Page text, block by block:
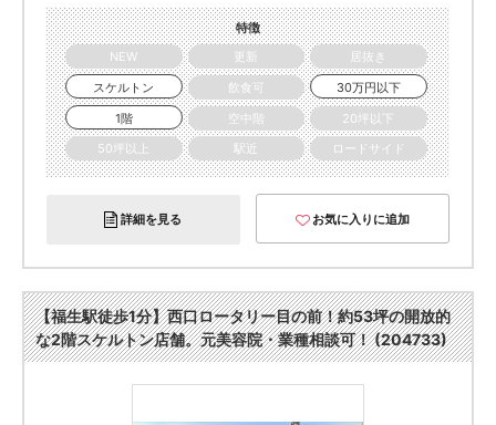
特徴
NEW
更新
居抜き
スケルトン
飲食可
30万円以下
1階
空中階
20坪以下
50坪以上
駅近 ロードサイド
詳細を見る お気に入りに追加
【福生駅徒歩1分】西口ロータリー目の前！約53坪の開放的
な2階スケルトン店舗。元美容院・業種相談可！ (204733)